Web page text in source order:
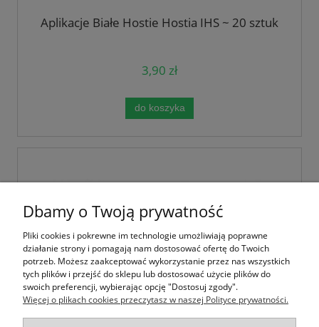
Aplikacje Białe Hostie Hostia IHS ~ 20 sztuk
3,90 zł
do koszyka
Dbamy o Twoją prywatność
Pliki cookies i pokrewne im technologie umożliwiają poprawne
działanie strony i pomagają nam dostosować ofertę do Twoich
potrzeb. Możesz zaakceptować wykorzystanie przez nas wszystkich
tych plików i przejść do sklepu lub dostosować użycie plików do
swoich preferencji, wybierając opcję "Dostosuj zgody".
Więcej o plikach cookies przeczytasz w naszej Polityce prywatności.